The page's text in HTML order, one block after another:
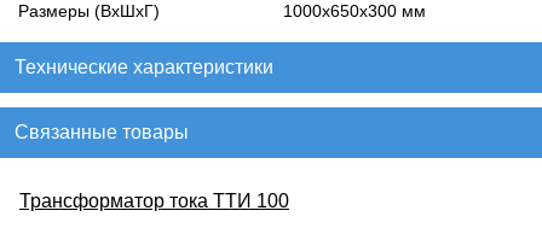
Размеры (ВхШхГ)
1000х650х300 мм
Технические характеристики
Связанные товары
Трансформатор тока ТТИ 100